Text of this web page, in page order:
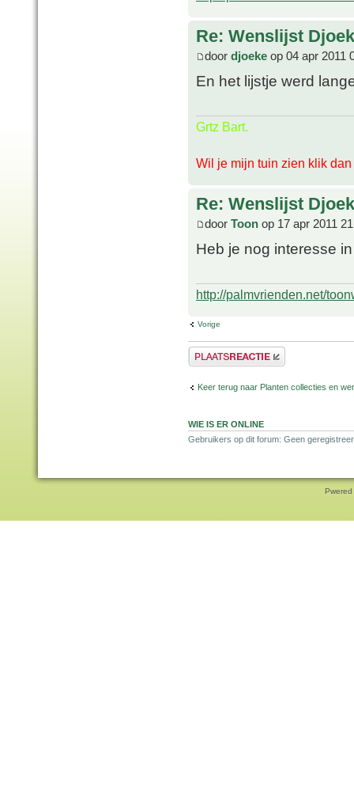
Re: Wenslijst
door djoeke op 04 apr 2011
En het lijstje werd
Grtz Bart.
Wil je mijn tuin zien klik dan
Re: Wenslijst
door Toon op 17 apr 2011
Heb je nog interesse
http://palmvrienden.net/
Vorige
Plaats een reactie
Keer terug naar Planten collecties en
WIE IS ER ONLINE
Gebruikers op dit forum: Geen